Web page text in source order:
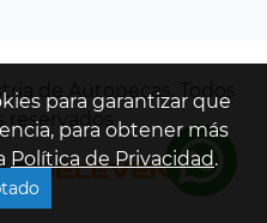
de Autopeças. Todos
reservados
para garantizar que
para obtener más
Política de Privacidad.